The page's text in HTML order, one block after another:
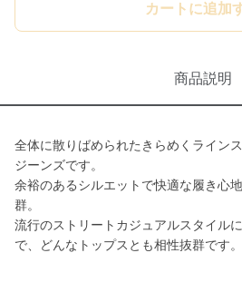
カートに追加
商品説明
全体に散りばめられたきらめくライン
ジーンズです。
余裕のあるシルエットで快適な履き心
群。
流行のストリートカジュアルスタイル
で、どんなトップスとも相性抜群です。